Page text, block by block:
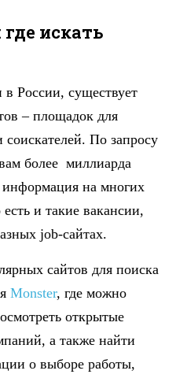
искать
России, существует
– площадок для
По запросу
более миллиарда
информация на многих
и такие вакансии,
job-сайтах.
сайтов для поиска
Monster, где можно
открытые
а также найти
о выборе работы,